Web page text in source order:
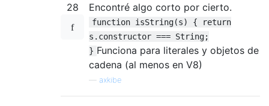
28 Encontré algo corto por cierto.
function isString(s) { return
s.constructor === String;
} Funciona para literales y objetos de
cadena (al menos en V8)
axkibe